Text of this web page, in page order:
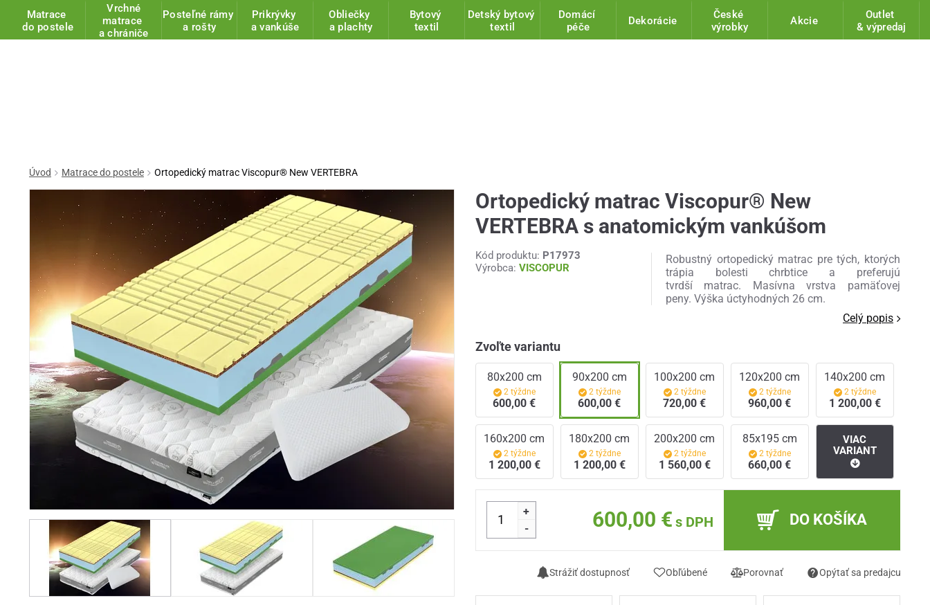
Matrace
do postele
Vrchné
matrace
a chrániče
Posteľné rámy
a rošty
Prikrývky
a vankúše
Obliečky
a plachty
Bytový
textil
Detský bytový
textil
Domácí
péče
Dekorácie
České
výrobky
Akcie
Outlet
& výpredaj
Úvod Matrace do postele Ortopedický matrac Viscopur® New VERTEBRA
Ortopedický matrac Viscopur® New
VERTEBRA s anatomickým vankúšom
Kód produktu: P17973
Výrobca: VISCOPUR
Robustný ortopedický matrac pre tých, ktorých
trápia bolesti chrbtice a preferujú
tvrdší matrac. Masívna vrstva pamäťovej
peny. Výška úctyhodných 26 cm.
Celý popis
Zvoľte variantu
80x200 cm
2 týždne
600,00 €
90x200 cm
2 týždne
600,00 €
100x200 cm
2 týždne
720,00 €
120x200 cm
2 týždne
960,00 €
140x200 cm
2 týždne
1 200,00 €
160x200 cm
2 týždne
1 200,00 €
180x200 cm
2 týždne
1 200,00 €
200x200 cm
2 týždne
1 560,00 €
85x195 cm
2 týždne
660,00 €
VIAC
VARIANT
+
-
600,00 € s DPH DO KOŠÍKA
Strážiť dostupnosť Obľúbené Porovnať Opýtať sa predajcu